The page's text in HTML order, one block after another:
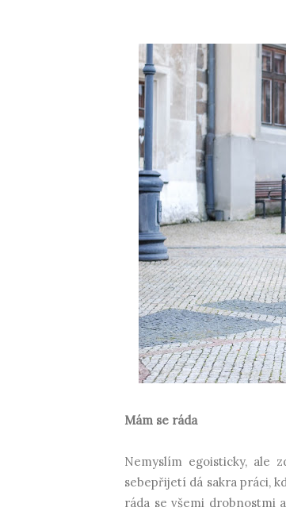
Mám se ráda
Nemyslím egoisticky, ale
sebepřijetí dá sakra práci,
ráda se všemi drobnostmi